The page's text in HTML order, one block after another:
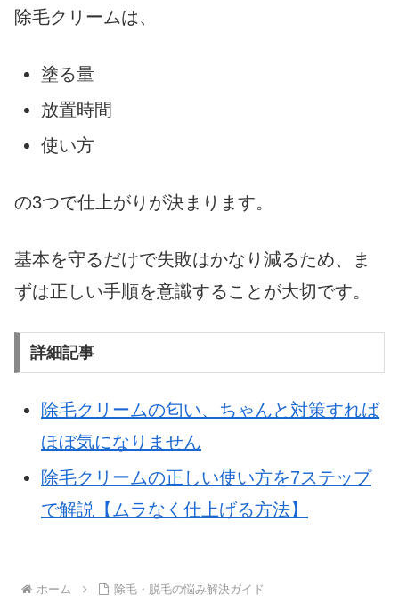
除毛クリームは、
塗る量
放置時間
使い方
の3つで仕上がりが決まります。
基本を守るだけで失敗はかなり減るため、ま
ずは正しい手順を意識することが大切です。
詳細記事
除毛クリームの匂い、ちゃんと対策すれば
ほぼ気になりません
除毛クリームの正しい使い方を7ステップ
で解説【ムラなく仕上げる方法】
ホーム 除毛・脱毛の悩み解決ガイド